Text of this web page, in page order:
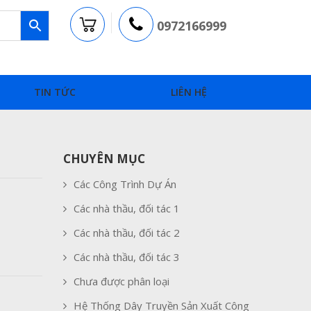
0972166999
TIN TỨC LIÊN HỆ
CHUYÊN MỤC
Các Công Trình Dự Án
Các nhà thầu, đối tác 1
Các nhà thầu, đối tác 2
Các nhà thầu, đối tác 3
Chưa được phân loại
Hệ Thống Dây Truyền Sản Xuất Công